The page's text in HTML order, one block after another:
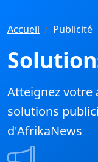
Accueil Publicité
Atteignez votre
solutions
d'AfrikaNews